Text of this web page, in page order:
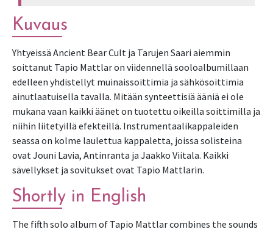
Kuvaus
Yhtyeissä Ancient Bear Cult ja Tarujen Saari aiemmin
soittanut Tapio Mattlar on viidennellä sooloalbumillaan
edelleen yhdistellyt muinaissoittimia ja sähkösoittimia
ainutlaatuisella tavalla. Mitään synteettisiä ääniä ei ole
mukana vaan kaikki äänet on tuotettu oikeilla soittimilla ja
niihin liitetyillä efekteillä. Instrumentaalikappaleiden
seassa on kolme laulettua kappaletta, joissa solisteina
ovat Jouni Lavia, Antinranta ja Jaakko Viitala. Kaikki
sävellykset ja sovitukset ovat Tapio Mattlarin.
Shortly in English
The fifth solo album of Tapio Mattlar combines the sounds